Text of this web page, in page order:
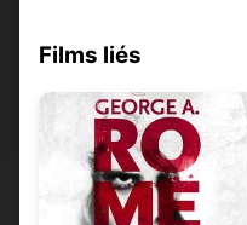
Films liés